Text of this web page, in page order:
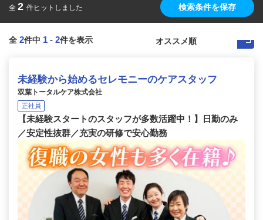
全 2 件ヒットしました 検索条件を保存
全 2件中 1 - 2件を表示
未経験から始めるセレモニーのケアスタッフ
双葉トータルケア株式会社
正社員
【未経験スタートのスタッフが多数活躍中！】日勤のみ
／安定性抜群／充実の研修で安心勤務